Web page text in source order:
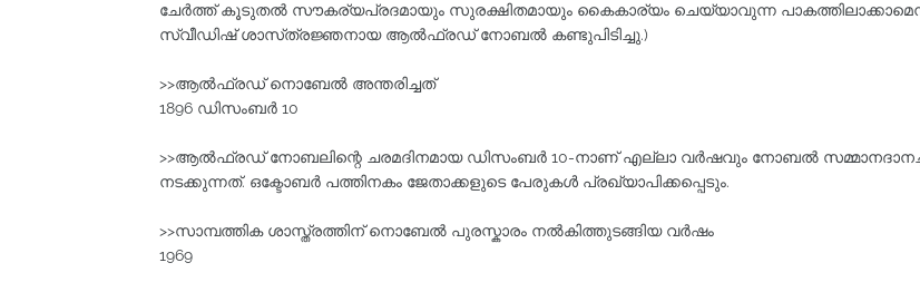
ചേർത്ത് കൂടുതൽ സൗകര്യപ്രദമായും സുരക്ഷിതമായും കൈകാര്യം ചെയ്യാവുന്ന
സ്വീഡിഷ്‌ ശാസ്‌ത്രജ്ഞനായ ആൽഫ്രഡ് നോബൽ കണ്ടുപിടിച്ചു.)
>>ആല്‍ഫ്രഡ്‌ നൊബേല്‍ അന്തരിച്ചത്‌
1896 ഡിസംബര്‍ 10
>>ആൽഫ്രഡ്‌ നോബലിന്റെ ചരമദിനമായ ഡിസംബർ 10-നാണ്‌ എല്ലാ വർഷവും നോബൽ
നടക്കുന്നത്‌. ഒക്ടോബർ പത്തിനകം ജേതാക്കളുടെ പേരുകൾ പ്രഖ്യാപിക്കപ്പെടും.
>>സാമ്പത്തിക ശാസ്ത്രത്തിന്‌ നൊബേല്‍ പുരസ്കാരം നല്‍കിത്തുടങ്ങിയ വര്‍ഷം
1969